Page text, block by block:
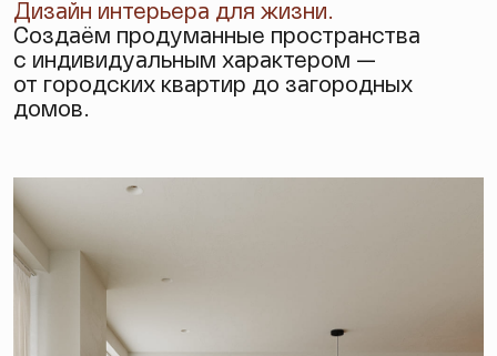
Дизайн интерьера для жизни.
Создаём продуманные пространства
с индивидуальным характером —
от городских квартир до загородных
домов.